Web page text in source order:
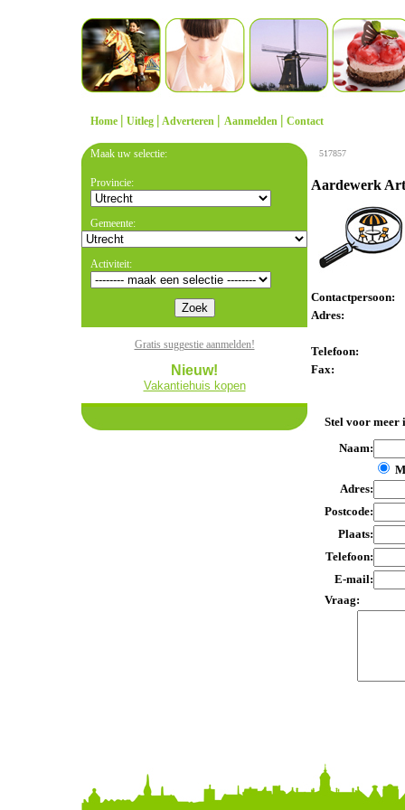
Home | Uitleg | Adverteren | Aanmelden | Contact
Maak uw selectie:
Provincie:
Gemeente:
Activiteit:
Gratis suggestie aanmelden!
Nieuw!
Vakantiehuis kopen
517857
Aardewerk
Contactpersoon:
Adres:
Telefoon:
Fax:
Stel voor meer
Naam:
Adres:
Postcode:
Plaats:
Telefoon:
E-mail:
Vraag: